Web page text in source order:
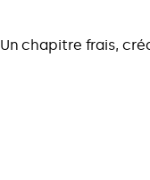
Un chapitre frais,